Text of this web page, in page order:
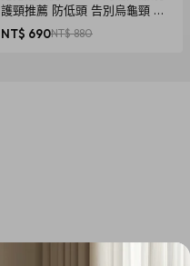
護頸推薦 防低頭 告別烏龜頸 頸
椎養護 多色可選
NT$ 690NT$ 880